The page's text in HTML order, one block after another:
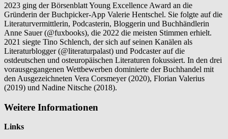
2023 ging der Börsenblatt Young Excellence Award an die
Gründerin der Buchpicker-App Valerie Hentschel. Sie folgte auf die
Literaturvermittlerin, Podcasterin, Bloggerin und Buchhändlerin
Anne Sauer (@fuxbooks), die 2022 die meisten Stimmen erhielt.
2021 siegte Tino Schlench, der sich auf seinen Kanälen als
Literaturblogger (@literaturpalast) und Podcaster auf die
ostdeutschen und osteuropäischen Literaturen fokussiert. In den drei
vorausgegangenen Wettbewerben dominierte der Buchhandel mit
den Ausgezeichneten Vera Corsmeyer (2020), Florian Valerius
(2019) und Nadine Nitsche (2018).
Weitere Informationen
Links